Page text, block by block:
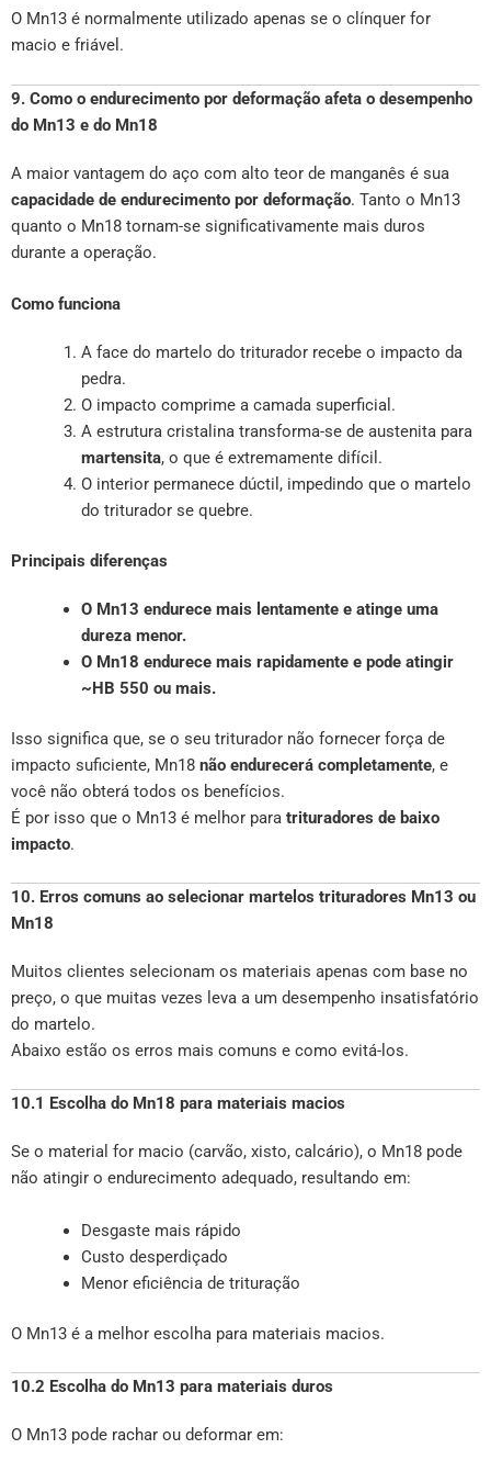
O Mn13 é normalmente utilizado apenas se o clínquer for
macio e friável.
9. Como o endurecimento por deformação afeta o desempenho
do Mn13 e do Mn18
A maior vantagem do aço com alto teor de manganês é sua
capacidade de endurecimento por deformação. Tanto o Mn13
quanto o Mn18 tornam-se significativamente mais duros
durante a operação.
Como funciona
A face do martelo do triturador recebe o impacto da
pedra.
O impacto comprime a camada superficial.
A estrutura cristalina transforma-se de austenita para
martensita, o que é extremamente difícil.
O interior permanece dúctil, impedindo que o martelo
do triturador se quebre.
Principais diferenças
O Mn13 endurece mais lentamente e atinge uma
dureza menor.
O Mn18 endurece mais rapidamente e pode atingir
~HB 550 ou mais.
Isso significa que, se o seu triturador não fornecer força de
impacto suficiente, Mn18 não endurecerá completamente, e
você não obterá todos os benefícios.
É por isso que o Mn13 é melhor para trituradores de baixo
impacto.
10. Erros comuns ao selecionar martelos trituradores Mn13 ou
Mn18
Muitos clientes selecionam os materiais apenas com base no
preço, o que muitas vezes leva a um desempenho insatisfatório
do martelo.
Abaixo estão os erros mais comuns e como evitá-los.
10.1 Escolha do Mn18 para materiais macios
Se o material for macio (carvão, xisto, calcário), o Mn18 pode
não atingir o endurecimento adequado, resultando em:
Desgaste mais rápido
Custo desperdiçado
Menor eficiência de trituração
O Mn13 é a melhor escolha para materiais macios.
10.2 Escolha do Mn13 para materiais duros
O Mn13 pode rachar ou deformar em: